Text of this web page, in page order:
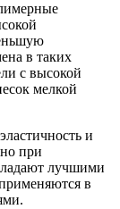
в таких
с высокой
мелкой
и
при
лучшими
в